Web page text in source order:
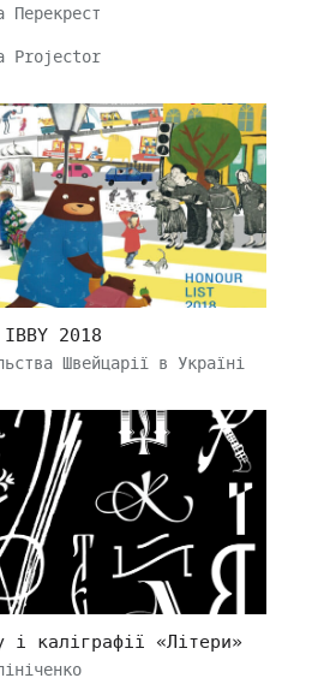
Перекрест
Projector
2018
Швейцарії в Україні
і каліграфії «Літери»